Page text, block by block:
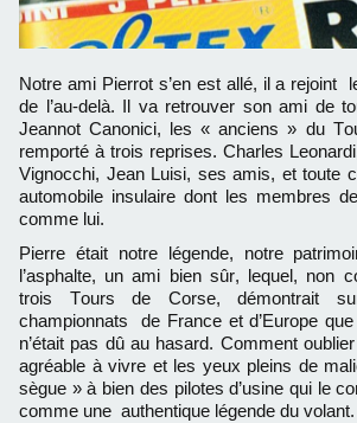
Notre ami Pierrot s’en est allé, il a rejoint le monde des rallyes
de l’au-delà. Il va retrouver son ami de
Jeannot Canonici, les « anciens » du
remporté à trois reprises. Charles
Vignocchi, Jean Luisi, ses amis, et toute
automobile insulaire dont les membres
comme lui.
Pierre était notre légende, notre
l’asphalte, un ami bien sûr, lequel, non
trois Tours de Corse, démontrait
championnats de France et d’Europe
n’était pas dû au hasard. Comment
agréable à vivre et les yeux pleins de
sègue » à bien des pilotes d’usine qui le
comme une authentique légende du volant.